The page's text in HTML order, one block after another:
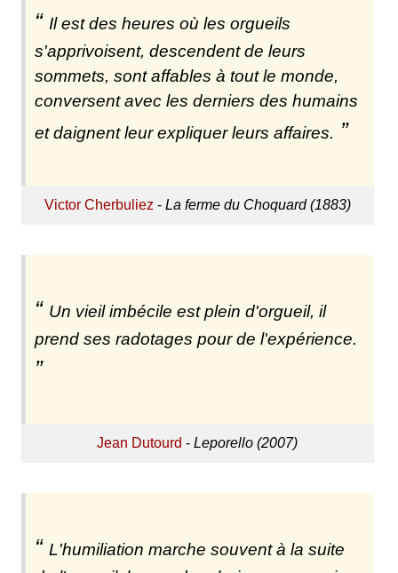
Il est des heures où les orgueils
s'apprivoisent, descendent de leurs
sommets, sont affables à tout le monde,
conversent avec les derniers des humains
et daignent leur expliquer leurs affaires.
Victor Cherbuliez - La ferme du Choquard (1883)
Un vieil imbécile est plein d'orgueil, il
prend ses radotages pour de l'expérience.
Jean Dutourd -Leporello (2007)
L'humiliation marche souvent à la suite